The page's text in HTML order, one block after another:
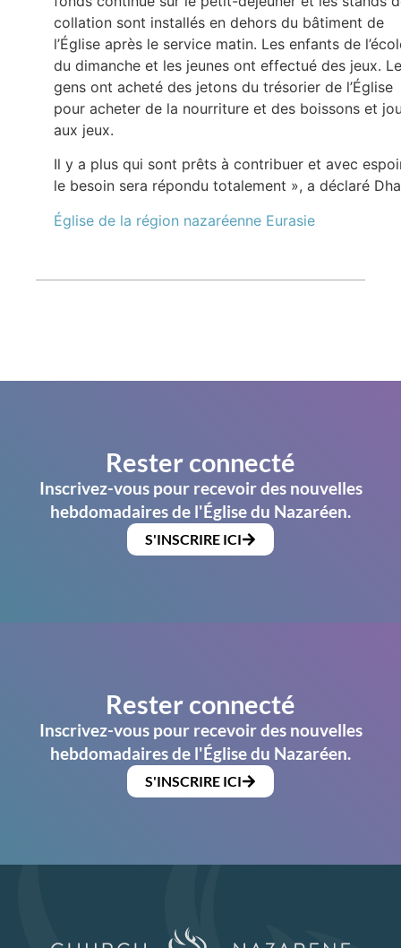
collation sont installés en dehors du bâtiment de
l’Église après le service matin. Les enfants de
du dimanche et les jeunes ont effectué des jeux.
gens ont acheté des jetons du trésorier de l’Église
pour acheter de la nourriture et des boissons et
aux jeux.
Il y a plus qui sont prêts à contribuer et avec
le besoin sera répondu totalement », a déclaré
Église de la région nazaréenne Eurasie
Rester connecté
Inscrivez-vous pour recevoir des nouvelles
hebdomadaires de l'Église du Nazaréen.
S'INSCRIRE ICI
Rester connecté
Inscrivez-vous pour recevoir des nouvelles
hebdomadaires de l'Église du Nazaréen.
S'INSCRIRE ICI